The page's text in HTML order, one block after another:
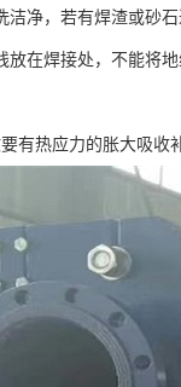
净，若有焊渣或砂
在焊接处，不能将
有热应力的胀大吸收